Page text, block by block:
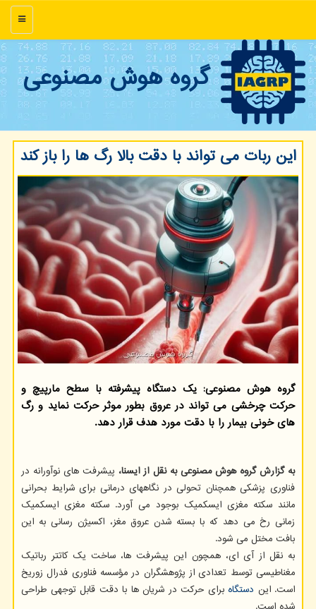
منو
گروه هوش مصنوعی
این ربات می تواند با دقت بالا رگ ها را باز کند
گروه هوش مصنوعی: یک دستگاه پیشرفته با سطح مارپیچ و
حرکت چرخشی می تواند در عروق بطور موثر حرکت نماید و رگ
های خونی بیمار را با دقت مورد هدف قرار دهد.
به گزارش گروه هوش مصنوعی به نقل از ایسنا، پیشرفت های نوآورانه در
فناوری پزشکی همچنان تحولی در نگاههای درمانی برای شرایط بحرانی
مانند سکته مغزی ایسکمیک بوجود می آورد. سکته مغزی ایسکمیک
زمانی رخ می دهد که با بسته شدن عروق مغز، اکسیژن رسانی به این
بافت مختل می شود.
به نقل از آی ای، همچون این پیشرفت ها، ساخت یک کاتتر رباتیک
مغناطیسی توسط تعدادی از پژوهشگران در مؤسسه فناوری فدرال زوریخ
است. این دستگاه برای حرکت در شریان ها با دقت قابل توجهی طراحی